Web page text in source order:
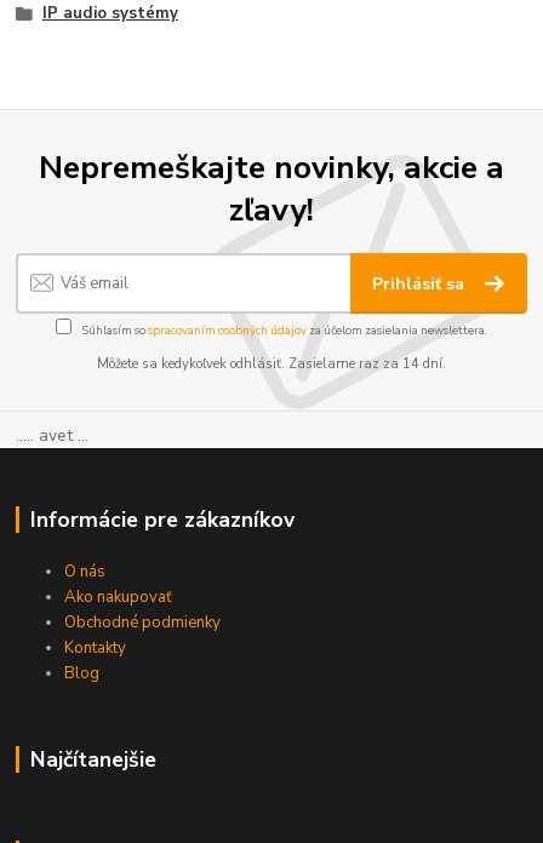
IP audio systémy
Nepremeškajte novinky, akcie a
zľavy!
Prihlásiť sa
Súhlasím sospracovaním osobných údajov za účelom zasielania newslettera.
Môžete sa kedykoľvek odhlásiť. Zasielame raz za 14 dní.
..... avet ...
Informácie pre zákazníkov
O nás
Ako nakupovať
Obchodné podmienky
Kontakty
Blog
Najčítanejšie